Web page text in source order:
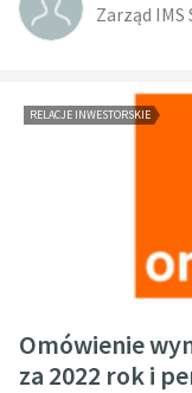
Zarząd IMS
RELACJE INWESTORSKIE
Omówienie
za 2022 rok i